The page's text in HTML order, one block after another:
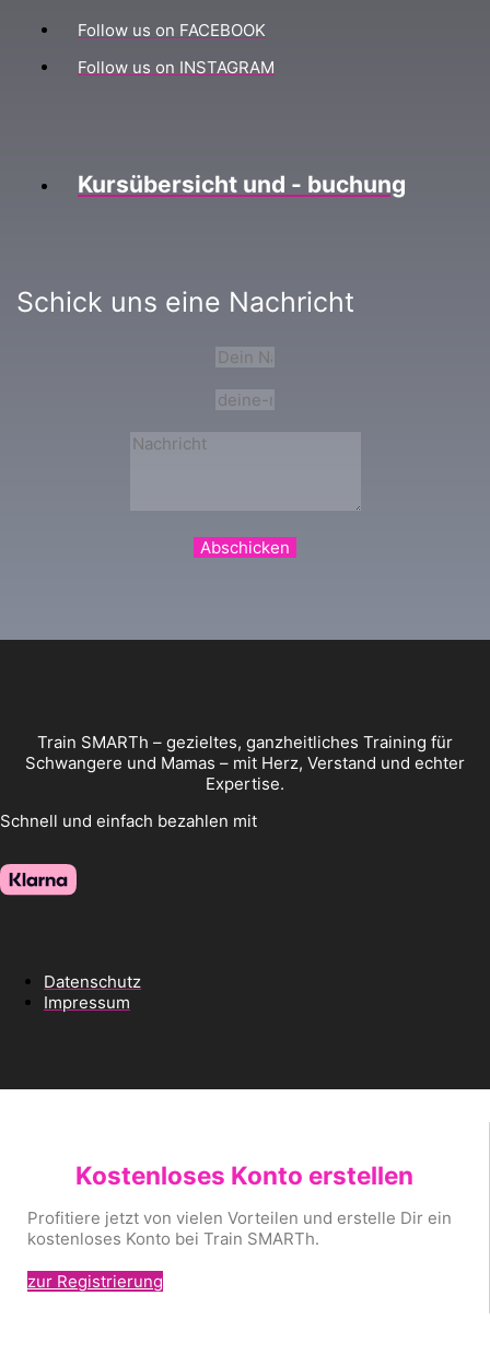
Follow us on FACEBOOK
Follow us on INSTAGRAM
Kursübersicht und - buchung
Schick uns eine Nachricht
Abschicken
Train SMARTh – gezieltes, ganzheitliches Training für
Schwangere und Mamas – mit Herz, Verstand und echter
Expertise.
Schnell und einfach bezahlen mit
Datenschutz
Impressum
Kostenloses Konto erstellen
Profitiere jetzt von vielen Vorteilen und erstelle Dir ein
kostenloses Konto bei Train SMARTh.
zur Registrierung